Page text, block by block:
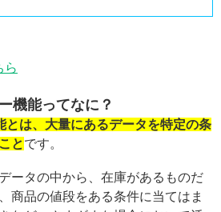
ら
機能ってなに？
とは、大量にあるデータを特定の条
とです。
ータの中から、在庫があるものだ
商品の値段をある条件に当てはま